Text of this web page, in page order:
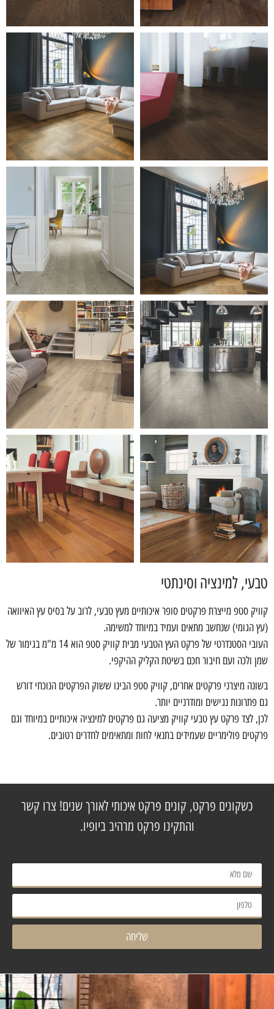
טבעי, למינציה וסינתטי
קוויק סטפ מייצרת פרקטים סופר איכותיים מעץ טבעי, לרוב על בסיס עץ האיוואה
(עץ הגומי) שנחשב מתאים ועמיד במיוחד למשימה.
העובי הסטנדרטי של פרקט העץ הטבעי מבית קוויק סטפ הוא 14 מ"מ בגימור של
שמן ולכה ועם חיבור חכם בשיטת הקליק ההיקפי.
בשונה מיצרני פרקטים אחרים, קוויק סטפ הבינו ששוק הפרקטים הנוכחי דורש
גם פתרונות נגישים ומודרניים יותר.
לכן, לצד פרקט עץ טבעי קוויק מציעה גם פרקטים למינציה איכותיים במיוחד וגם
פרקטים פולימריים שעמידים בתנאי לחות ומתאימים לחדרים רטובים.
כשקונים פרקט, קונים פרקט איכותי לאורך שנים! צרו קשר
והתקינו פרקט מרהיב ביופיו.
שליחה